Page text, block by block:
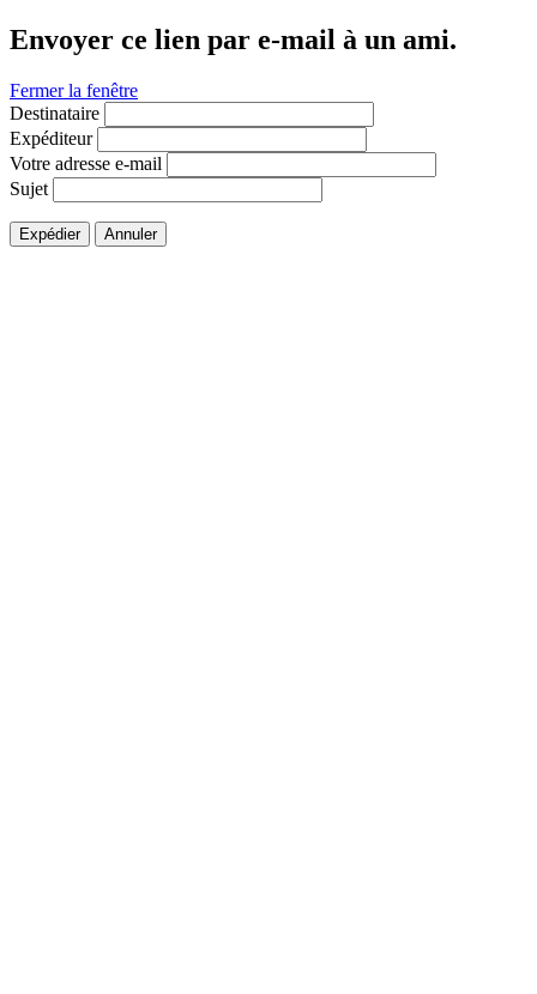
Envoyer ce lien par e-mail à un ami.
Fermer la fenêtre
Destinataire
Expéditeur
Votre adresse e-mail
Sujet
Expédier Annuler